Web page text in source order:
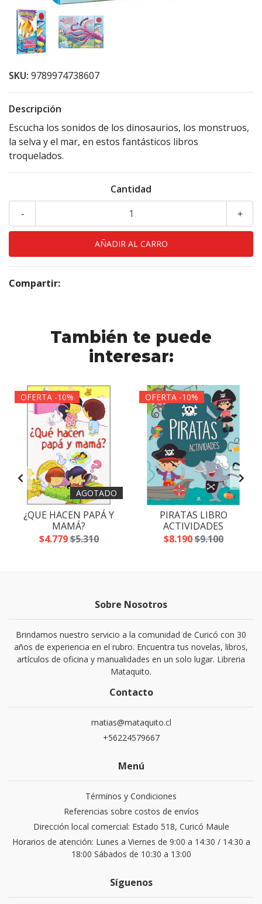
SKU: 9789974738607
Descripción
Escucha los sonidos de los dinosaurios, los monstruos,
la selva y el mar, en estos fantásticos libros
troquelados.
Cantidad
+
-
Compartir:
También te puede
interesar:
OFERTA -10%
AGOTADO
¿QUE HACEN PAPÁ Y
MAMÁ?
$4.779$5.310
OFERTA -10%
PIRATAS LIBRO
ACTIVIDADES
$8.190$9.100
Sobre Nosotros
Brindamos nuestro servicio a la comunidad de Curicó con 30
años de experiencia en el rubro. Encuentra tus novelas, libros,
artículos de oficina y manualidades en un solo lugar. Libreria
Mataquito.
Contacto
matias@mataquito.cl
+56224579667
Menú
Términos y Condiciones
Referencias sobre costos de envíos
Dirección local comercial: Estado 518, Curicó Maule
Horarios de atención: Lunes a Viernes de 9:00 a 14:30 / 14:30 a
18:00 Sábados de 10:30 a 13:00
Síguenos